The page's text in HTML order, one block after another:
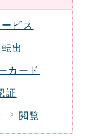
ビス
出
カード
証
閲覧